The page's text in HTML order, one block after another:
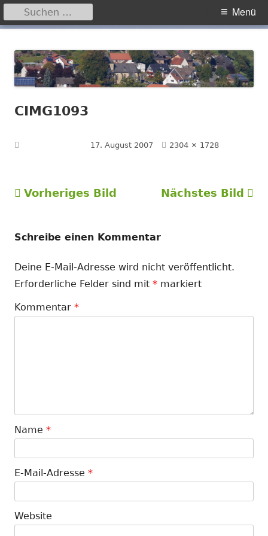
zum
Inhalt
Primäres
Menü
Suchen
nach:
CIMG1093
17. August 2007 Volle
2304 × 1728
Vorheriges Bild Nächstes Bild
Schreibe einen Kommentar
Deine E-Mail-Adresse wird nicht veröffentlicht.
Erforderliche Felder sind mit * markiert
Kommentar *
Name *
E-Mail-Adresse *
Website